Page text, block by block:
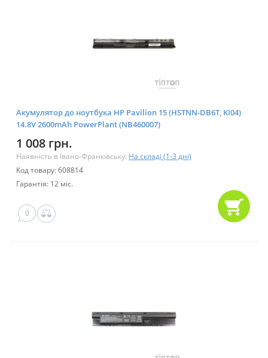
Акумулятор до ноутбука HP Pavilion 15 (HSTNN-DB6T, KI04)
14.8V 2600mAh PowerPlant (NB460007)
1 008 грн.
Наявність в Івано-Франківську: На складі (1-3 дні)
Код товару: 608814
Гарантія: 12 міс.
0